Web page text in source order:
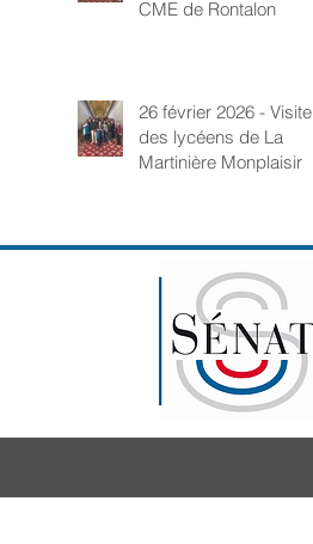
CME de Rontalon
26 février 2026 - Visite
des lycéens de La
Martinière Monplaisir